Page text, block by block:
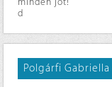
d
Polgárfi Gabriella